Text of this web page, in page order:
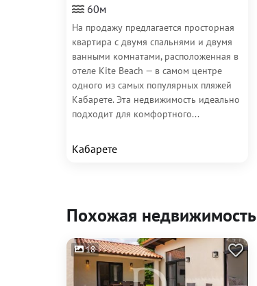
60м
На продажу предлагается просторная
квартира с двумя спальнями и двумя
ванными комнатами, расположенная в
отеле Kite Beach — в самом центре
одного из самых популярных пляжей
Кабарете. Эта недвижимость идеально
подходит для комфортного...
Кабарете
Похожая недвижимость
18